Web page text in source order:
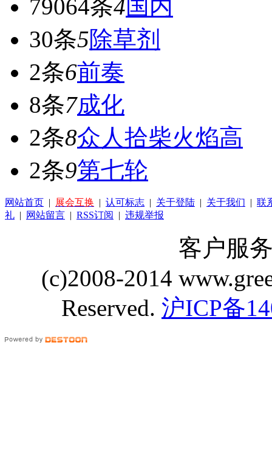
79064条4国内
30条5除草剂
2条6前奏
8条7成化
2条8众人拾柴火焰高
2条9第七轮
网站首页 | 展会互换 | 认可标志 | 关于登陆 | 关于我们 | 联
礼 | 网站留言 | RSS订阅 | 违规举报
客户服
(c)2008-2014
Reserved. 沪ICP备